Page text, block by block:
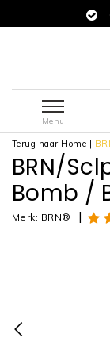
Menu
Terug naar Home |
BRN/
Bomb /
Merk: BRN® |